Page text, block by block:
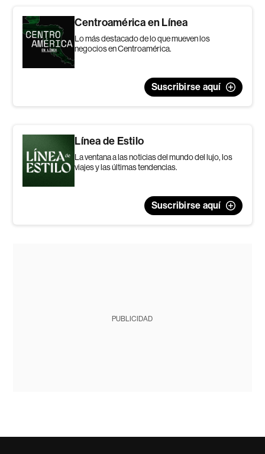
Centroamérica en Línea
Lo más destacado de lo que mueven los
negocios en Centroamérica.
Suscribirse aquí
Línea de Estilo
La ventana a las noticias del mundo del lujo, los
viajes y las últimas tendencias.
Suscribirse aquí
PUBLICIDAD